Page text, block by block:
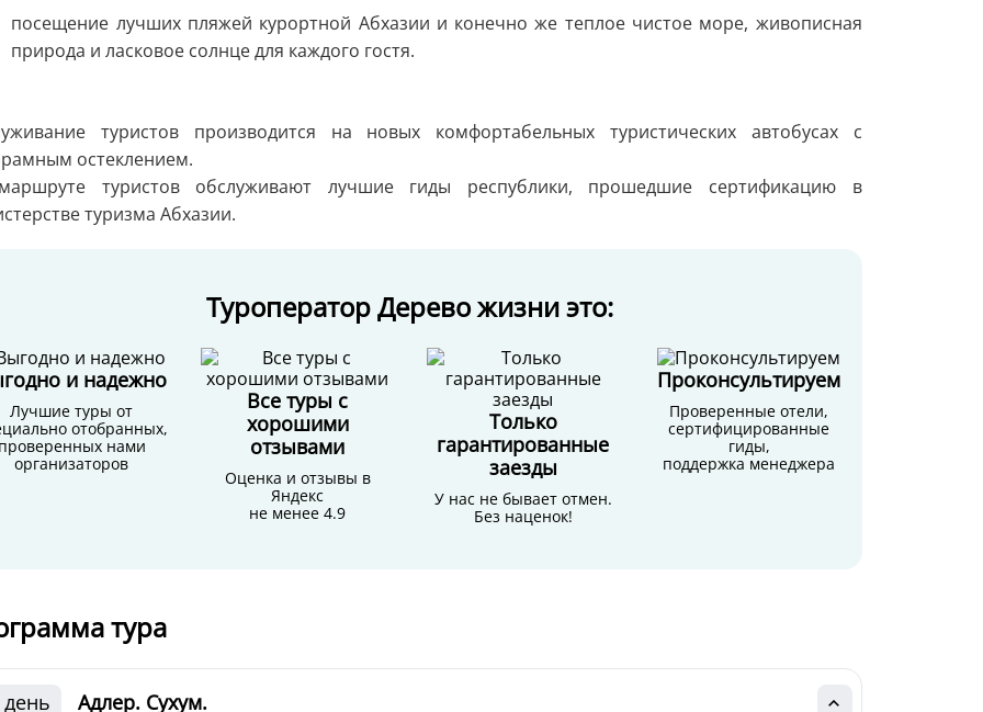
посещение лучших пляжей курортной Абхазии и конечно же теплое чистое море, живописная
природа и ласковое солнце для каждого гостя.
туристов производится на новых комфортабельных туристических автобусах с
остеклением.
туристов обслуживают лучшие гиды республики, прошедшие сертификацию в
туризма Абхазии.
Туроператор Дерево жизни это:
и надежно
Лучшие туры от
отобранных,
проверенных нами
организаторов
Все туры с
хорошими
отзывами
Оценка и отзывы в
Яндекс
не менее 4.9
Только
гарантированные
заезды
У нас не бывает отмен.
Без наценок!
Проконсультируем
Проверенные отели,
сертифицированные
гиды,
поддержка менеджера
тура
день Адлер. Сухум.